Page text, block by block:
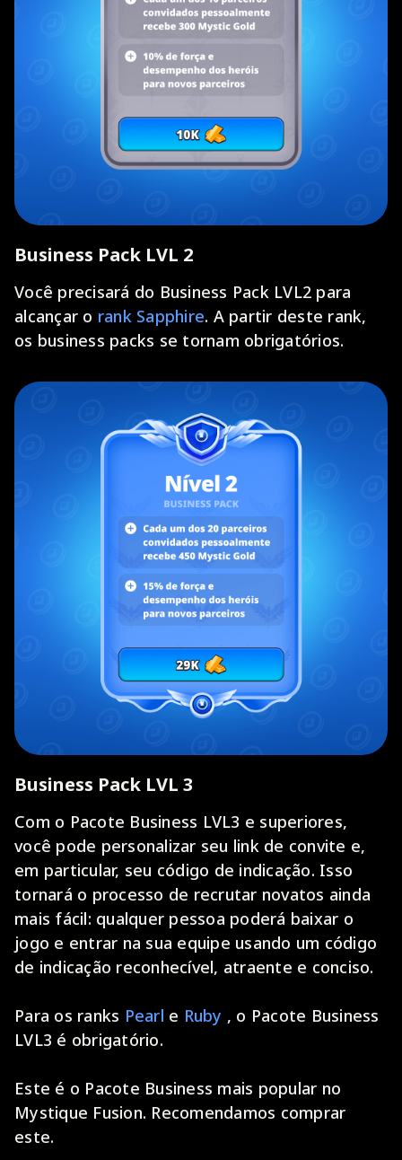
Business Pack LVL 2
Você precisará do Business Pack LVL2 para
alcançar o rank Sapphire. A partir deste rank,
os business packs se tornam obrigatórios.
Business Pack LVL 3
Com o Pacote Business LVL3 e superiores,
você pode personalizar seu link de convite e,
em particular, seu código de indicação. Isso
tornará o processo de recrutar novatos ainda
mais fácil: qualquer pessoa poderá baixar o
jogo e entrar na sua equipe usando um código
de indicação reconhecível, atraente e conciso.
Para os ranks Pearl e Ruby , o Pacote Business
LVL3 é obrigatório.
Este é o Pacote Business mais popular no
Mystique Fusion. Recomendamos comprar
este.